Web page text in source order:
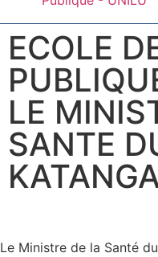
ECOLE
LE
SANTE
Le Ministre de la Santé du